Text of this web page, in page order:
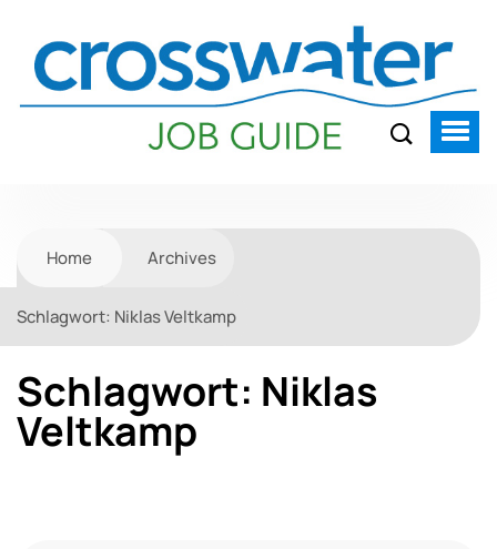
Home Archives
Schlagwort: Niklas Veltkamp
Schlagwort: Niklas
Veltkamp